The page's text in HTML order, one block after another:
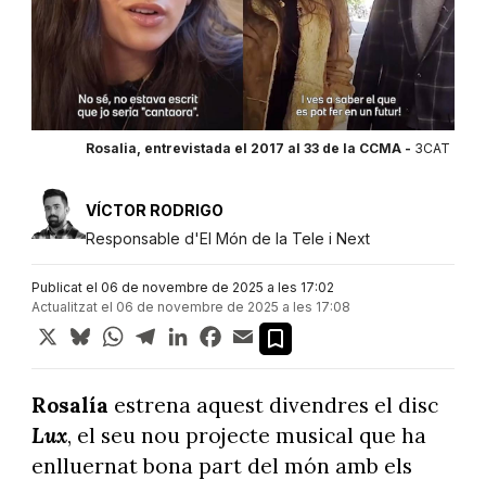
Rosalia, entrevistada el 2017 al 33 de la CCMA - 3CAT
VÍCTOR RODRIGO
Responsable d'El Món de la Tele i Next
Publicat el 06 de novembre de 2025 a les 17:02
Actualitzat el 06 de novembre de 2025 a les 17:08
X BlueskyWhatsApp
TelegramLinkedInFacebook
Email
Rosalía estrena aquest divendres el disc
Lux, el seu nou projecte musical que ha
enlluernat bona part del món amb els